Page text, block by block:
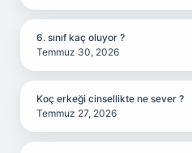
6. sınıf kaç oluyor ?
Temmuz 30, 2026
Koç erkeği cinsellikte ne sever ?
Temmuz 27, 2026